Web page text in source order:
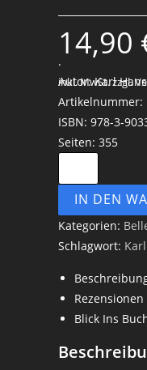
14,90
inkl. MwSt.zzgl.
.
Autor: Karl
Artikelnummer:
ISBN: 978-3-
Seiten: 355
Runen
Gottes
-
Karl
Strobl
Menge
IN DEN
Kategorien:
Schlagwort:
Rezensionen
Blick Ins